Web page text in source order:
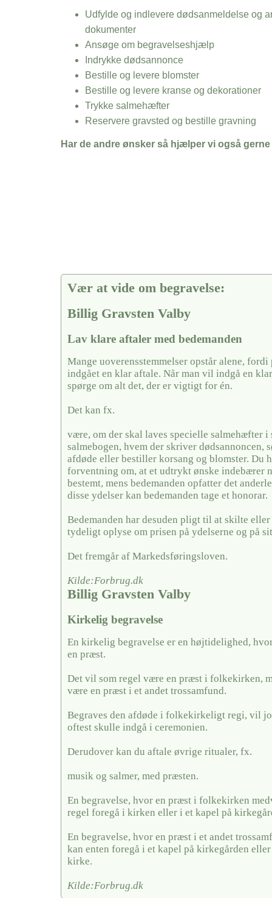
Udfylde og indlevere dødsanmeldelse og
dokumenter
Ansøge om begravelseshjælp
Indrykke dødsannonce
Bestille og levere blomster
Bestille og levere kranse og dekorationer
Trykke salmehæfter
Reservere gravsted og bestille gravning
Har de andre ønsker så hjælper vi også gerne
Vær at vide om begravelse:
Billig Gravsten Valby
Lav klare aftaler med bedemanden
Mange uoverensstemmelser opstår alene,
indgået en klar aftale. Når man vil indgå en
spørge om alt det, der er vigtigt for én.
Det kan fx.
være, om der skal laves specielle salmehæfter i
salmebogen, hvem der skriver
afdøde eller bestiller korsang og blomster. Du
forventning om, at et udtrykt ønske indebærer
bestemt, mens bedemanden opfatter det
disse ydelser kan bedemanden tage et honorar.
Bedemanden har desuden pligt til at skilte eller
tydeligt oplyse om prisen på ydelserne og på
Det fremgår af Markedsføringsloven.
Kilde:Forbrug.dk
Billig Gravsten Valby
Kirkelig begravelse
En kirkelig begravelse er en højtidelighed,
en præst.
Det vil som regel være en præst i folkekirken,
være en præst i et andet trossamfund.
Begraves den afdøde i folkekirkeligt regi, vil
oftest skulle indgå i ceremonien.
Derudover kan du aftale øvrige ritualer, fx.
musik og salmer, med præsten.
En begravelse, hvor en præst i folkekirken
regel foregå i kirken eller i et kapel på
En begravelse, hvor en præst i et andet
kan enten foregå i et kapel på kirkegården
kirke.
Kilde:Forbrug.dk